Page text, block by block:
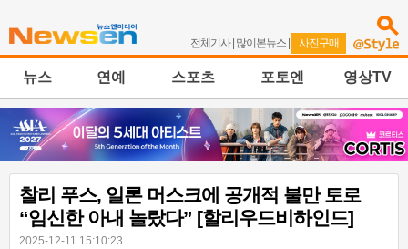
전체기사| 많이본뉴스 | 사진구매
뉴스 연예 스포츠 포토엔 영상TV
찰리 푸스, 일론 머스크에 공개적 불만 토로
“임신한 아내 놀랐다” [할리우드비하인드]
2025-12-11 15:10:23